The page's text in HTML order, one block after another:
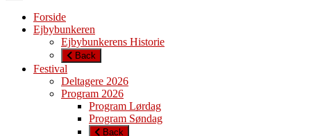
Forside
Ejbybunkeren
Ejbybunkerens Historie
Back
Festival
Deltagere 2026
Program 2026
Program Lørdag
Program Søndag
Back